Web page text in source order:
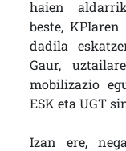
haien
beste,
dadila
Gaur,
mobilizazio
ESK eta UGT
Izan ere,